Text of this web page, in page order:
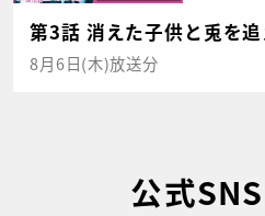
第3話 消えた子供と兎を追
8月6日(木)放送分
公式